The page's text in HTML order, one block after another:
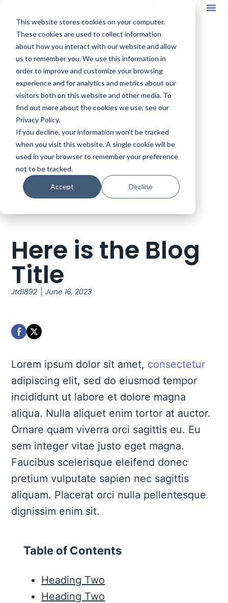
This website stores cookies on your computer.
These cookies are used to collect information
about how you interact with our website and allow
us to remember you. We use this information in
order to improve and customize your browsing
experience and for analytics and metrics about our
visitors both on this website and other media. To
find out more about the cookies we use, see our
Privacy Policy.
If you decline, your information won’t be tracked
when you visit this website. A single cookie will be
used in your browser to remember your preference
not to be tracked.
Accept Decline
Here is the Blog
Title
Jtd1892 June 16, 2023
Lorem ipsum dolor sit amet, consectetur
adipiscing elit, sed do eiusmod tempor
incididunt ut labore et dolore magna
aliqua. Nulla aliquet enim tortor at auctor.
Ornare quam viverra orci sagittis eu. Eu
sem integer vitae justo eget magna.
Faucibus scelerisque eleifend donec
pretium vulputate sapien nec sagittis
aliquam. Placerat orci nulla pellentesque
dignissim enim sit.
Table of Contents
Heading Two
Heading Two